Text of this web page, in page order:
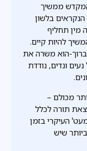
ממשיך
בלשון
מין תחליף
להיות קיים.
הוא משרה את
ונדים, נודדת
מכולם –
תורה לכלל
העיקרי בזמן
שיש